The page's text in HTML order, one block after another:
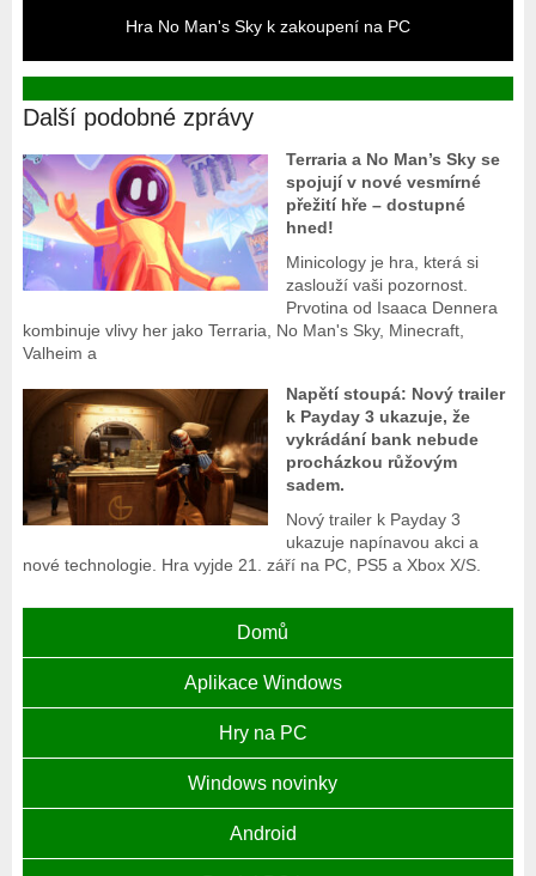
Hra No Man's Sky k zakoupení na PC
Další podobné zprávy
Terraria a No Man’s Sky se
spojují v nové vesmírné
přežití hře – dostupné
hned!
Minicology je hra, která si
zaslouží vaši pozornost.
Prvotina od Isaaca Dennera
kombinuje vlivy her jako Terraria, No Man's Sky, Minecraft,
Valheim a
Napětí stoupá: Nový trailer
k Payday 3 ukazuje, že
vykrádání bank nebude
procházkou růžovým
sadem.
Nový trailer k Payday 3
ukazuje napínavou akci a
nové technologie. Hra vyjde 21. září na PC, PS5 a Xbox X/S.
Domů
Aplikace Windows
Hry na PC
Windows novinky
Android